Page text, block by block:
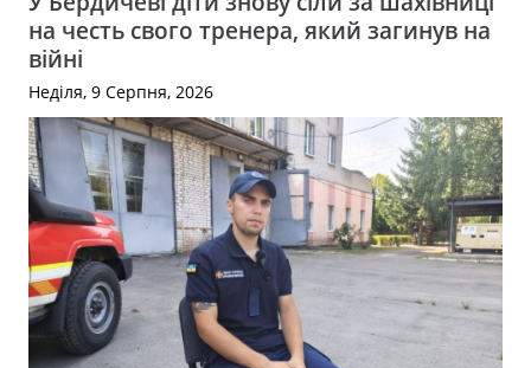
на честь свого тренера, який загинув на
війні
Неділя, 9 Серпня, 2026